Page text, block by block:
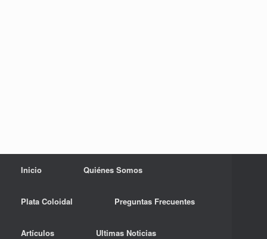
Inicio Quiénes Somos
Plata Coloidal Preguntas Frecuentes
Artículos Ultimas Noticias